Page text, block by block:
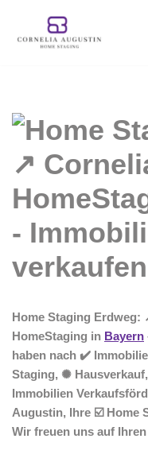
Zum
Home Staging
HomeStaging in Bayern
haben nach ✔️
Staging, ✺
Immobilien
Augustin, Ihre ☑️ Home
Wir freuen uns auf